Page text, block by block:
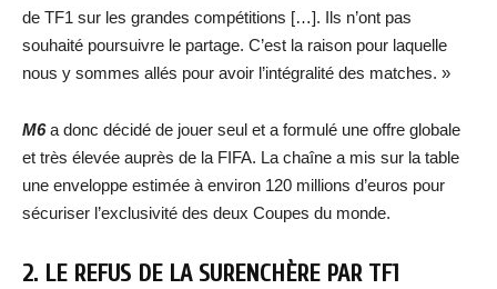
de TF1 sur les grandes compétitions […]. Ils n’ont pas
souhaité poursuivre le partage. C’est la raison pour laquelle
nous y sommes allés pour avoir l’intégralité des matches. »
M6a donc décidé de jouer seul et a formulé une offre globale
et très élevée auprès de la FIFA. La chaîne a mis sur la table
une enveloppe estimée à environ 120 millions d’euros pour
sécuriser l’exclusivité des deux Coupes du monde.
2. LE REFUS DE LA SURENCHÈRE PAR TF1